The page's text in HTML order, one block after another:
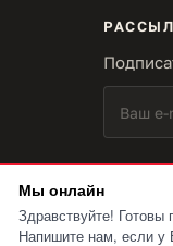
Мы онлайн
Здравствуйте!
Напишите нам, если у